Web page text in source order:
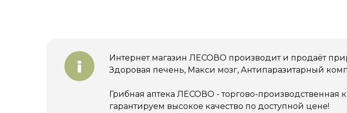
Интернет магазин ЛЕСОВО производит и продаёт
Здоровая печень, Макси мозг, Антипаразитарный
Грибная аптека ЛЕСОВО - торгово-
гарантируем высокое качество по доступной цене!